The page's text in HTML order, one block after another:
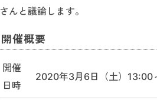
さんと議論します。
開催概要
開催
日時
2020年3月6日（土）13:00